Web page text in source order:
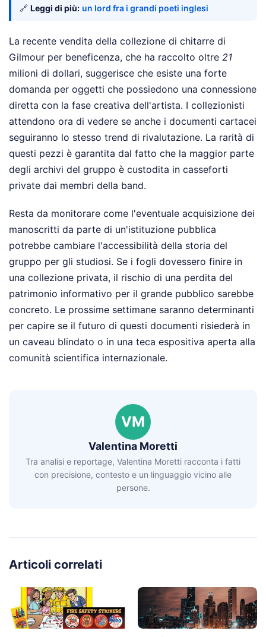
🔗 Leggi di più: un lord fra i grandi poeti inglesi
La recente vendita della collezione di chitarre di
Gilmour per beneficenza, che ha raccolto oltre 21
milioni di dollari, suggerisce che esiste una forte
domanda per oggetti che possiedono una connessione
diretta con la fase creativa dell'artista. I collezionisti
attendono ora di vedere se anche i documenti cartacei
seguiranno lo stesso trend di rivalutazione. La rarità di
questi pezzi è garantita dal fatto che la maggior parte
degli archivi del gruppo è custodita in casseforti
private dai membri della band.
Resta da monitorare come l'eventuale acquisizione dei
manoscritti da parte di un'istituzione pubblica
potrebbe cambiare l'accessibilità della storia del
gruppo per gli studiosi. Se i fogli dovessero finire in
una collezione privata, il rischio di una perdita del
patrimonio informativo per il grande pubblico sarebbe
concreto. Le prossime settimane saranno determinanti
per capire se il futuro di questi documenti risiederà in
un caveau blindato o in una teca espositiva aperta alla
comunità scientifica internazionale.
VM
Valentina Moretti
Tra analisi e reportage, Valentina Moretti racconta i fatti
con precisione, contesto e un linguaggio vicino alle
persone.
Articoli correlati